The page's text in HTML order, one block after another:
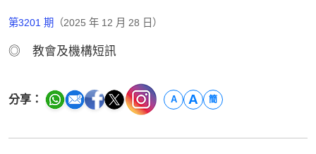
第3201 期 （2025 年 12 月 28 日）
◎ 教會及機構短訊
分享： A A 簡